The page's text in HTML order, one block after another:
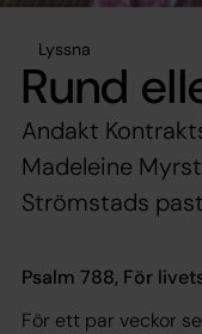
Lyssna
Rund
Andakt
Madeleine
Strömstads
Psalm 788, För
För ett par veckor